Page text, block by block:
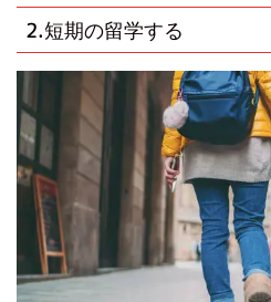
2.短期の留学する